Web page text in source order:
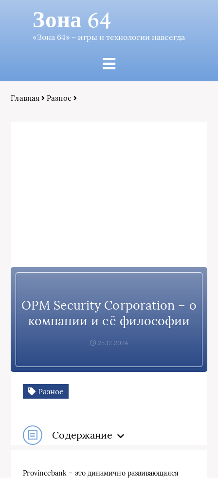
Зона 64
«Зона 64» – игры и технологии навсегда
Главная Разное
OPM Security Corporation – о
компании и её философии
25.12.2024
Разное
Содержание
Provincebank – это динамично развивающаяся